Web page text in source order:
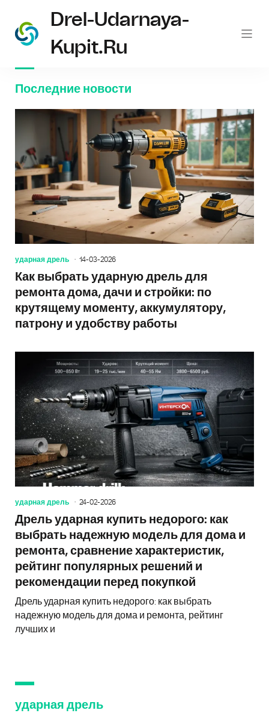
Drel-Udarnaya-
Kupit.ru
Последние новости
ударная дрель 14-03-2026
Как выбрать ударную дрель для
ремонта дома, дачи и стройки: по
крутящему моменту, аккумулятору,
патрону и удобству работы
ударная дрель 24-02-2026
Дрель ударная купить недорого: как
выбрать надежную модель для дома и
ремонта, сравнение характеристик,
рейтинг популярных решений и
рекомендации перед покупкой
Дрель ударная купить недорого: как выбрать
надежную модель для дома и ремонта, рейтинг
лучших и
ударная дрель